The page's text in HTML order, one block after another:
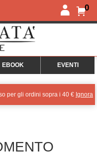
0
EBOOK EVENTI
per gli ordini sopra i 40 € Ignora